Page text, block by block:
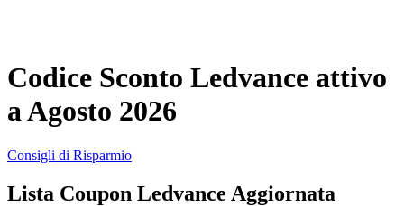
YOOX
ITA Airways
Vacanze e
Hotel
Cosmetici e
Codice Sconto Ledvance attivo
a Agosto 2026
Consigli di Risparmio
Lista Coupon Ledvance Aggiornata